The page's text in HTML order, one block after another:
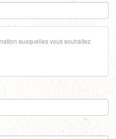
auxquelles vous souhaitez